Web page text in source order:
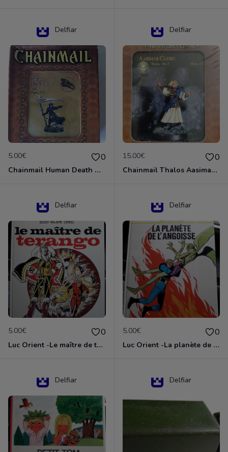
Delfiar
5.00€ 0
Chainmail Human Death Cleric
Delfiar
15.00€ 0
Chainmail Thalos Aasimar Cleric
Delfiar
5.00€ 0
Luc Orient -Le maître de terango
Delfiar
5.00€ 0
Luc Orient -La planète de l'angoisse
Delfiar Delfiar